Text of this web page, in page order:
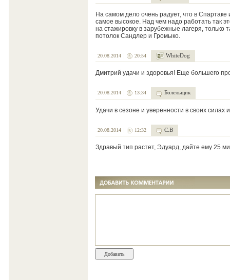
На самом дело очень радует, что в Спартаке
самое высокое. Над чем надо работать так
на стажировку в зарубежные лагеря, только
потолок Сандлер и Громыко.
20.08.2014 20:54 WhiteDog
Дмитрий удачи и здоровья! Еще большего
20.08.2014 13:34 Болельщик
Удачи в сезоне и уверенности в своих силах
20.08.2014 12:32 С.В
Здравый тип растет, Эдуард, дайте ему 25